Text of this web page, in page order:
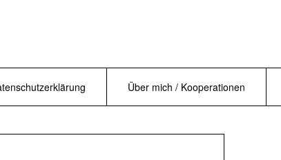
Über mich / Kooperationen